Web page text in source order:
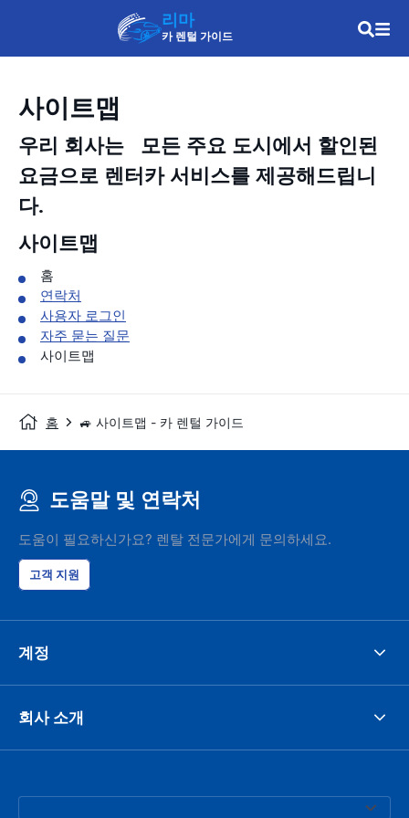
리마
카 렌털 가이드
사이트맵
우리 회사는
모든 주요 도시에서 할인된
요금으로 렌터카 서비스를 제공해드립니
다.
사이트맵
홈
연락처
사용자 로그인
자주 묻는 질문
사이트맵
홈 🚙 사이트맵 - 카 렌털 가이드
도움말 및 연락처
도움이 필요하신가요? 렌탈 전문가에게 문의하세요.
고객 지원
계정
회사 소개